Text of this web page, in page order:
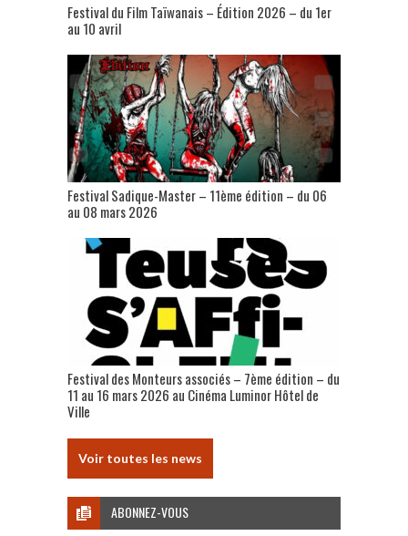
Festival du Film Taïwanais – Édition 2026 – du 1er
au 10 avril
Festival Sadique-Master – 11ème édition – du 06
au 08 mars 2026
Festival des Monteurs associés – 7ème édition – du
11 au 16 mars 2026 au Cinéma Luminor Hôtel de
Ville
Voir toutes les news
ABONNEZ-VOUS